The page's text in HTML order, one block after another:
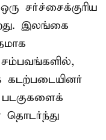
சர்ச்சைக்குரிய
இலங்கை
தொடர்ந்து